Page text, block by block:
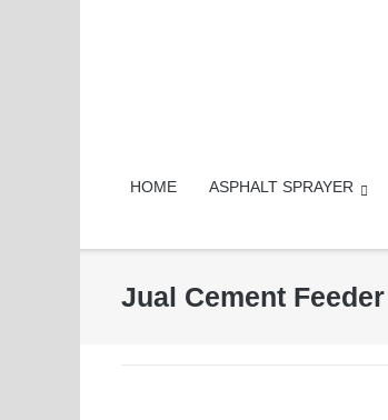
HOME ASPHALT SPRAYER
Jual Cement